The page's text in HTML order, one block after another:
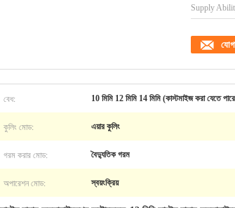
Supply
বেধ: 10 মিমি 12 মিমি 14 মিমি (কাস্টমাইজ করা যেতে
কুলিং মোড: এয়ার কুলিং
গরম করার মোড: বৈদ্যুতিক গরম
অপারেশন মোড: স্বয়ংক্রিয়